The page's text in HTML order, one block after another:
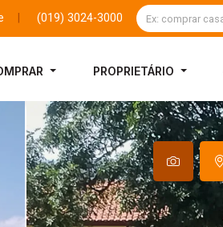
(019) 3024-3000
PROPRIETÁRIO